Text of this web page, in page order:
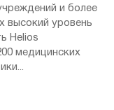
и более
высокий уровень
Helios
медицинских